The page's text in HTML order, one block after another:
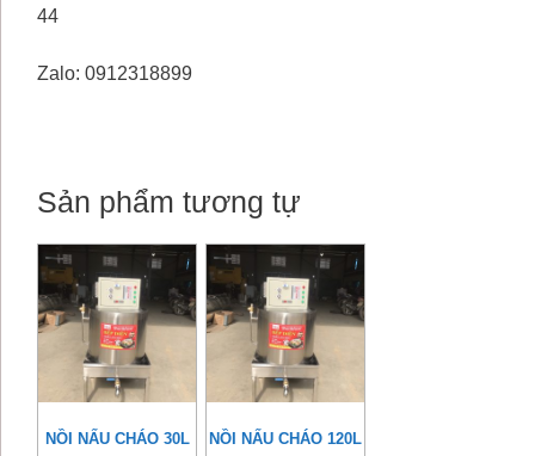
44
Zalo: 0912318899
Sản phẩm tương tự
NỒI NẤU CHÁO 30L NỒI NẤU CHÁO 120L